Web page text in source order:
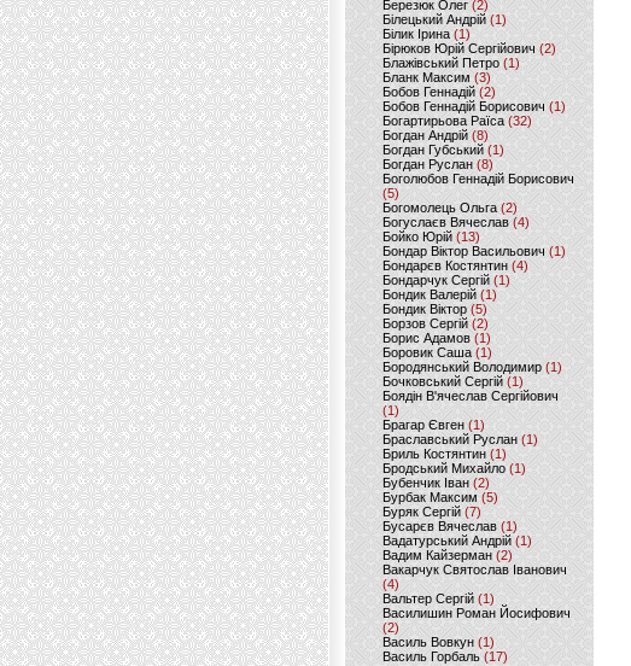
Березюк Олег(2)
Білецький Андрій (1)
Білик Ірина (1)
Бірюков Юрій Сергійович (2)
Блажівський Петро (1)
Бланк Максим(3)
Бобов Геннадій (2)
Бобов Геннадій Борисович (1)
Богартирьова Раїса (32)
Богдан Андрій(8)
Богдан Губський (1)
Богдан Руслан(8)
Боголюбов Геннадій Борисович
(5)
Богомолець Ольга (2)
Богуслаєв Вячеслав (4)
Бойко Юрій (13)
Бондар Віктор Васильович (1)
Бондарєв Костянтин (4)
Бондарчук Сергій(1)
Бондик Валерій (1)
Бондик Віктор(5)
Борзов Сергiй (2)
Борис Адамов(1)
Боровик Саша (1)
Бородянський Володимир (1)
Бочковський Сергій (1)
Боядін В'ячеслав Сергійович
(1)
Брагар Євген (1)
Браславський Руслан (1)
Бриль Костянтин (1)
Бродський Михайло (1)
Бубенчик Іван(2)
Бурбак Максим (5)
Буряк Сергій (7)
Бусарєв Вячеслав (1)
Вадатурський Андрій (1)
Вадим Кайзерман (2)
Вакарчук Святослав Іванович
(4)
Вальтер Сергій (1)
Василишин Роман Йосифович
(2)
Василь Вовкун (1)
Василь Горбаль (17)